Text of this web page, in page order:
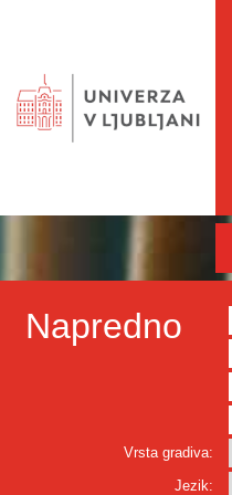
Napredno
Vrsta gradiva:
Jezik: